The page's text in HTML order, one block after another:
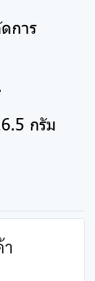
การ
กรัม